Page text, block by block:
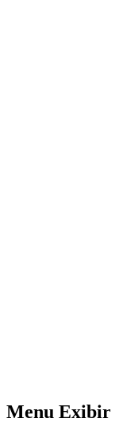
Menu Exibir